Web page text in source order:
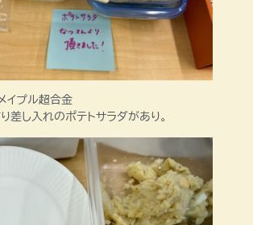
イプル超合金
差し入れのポテトサラダがあり。